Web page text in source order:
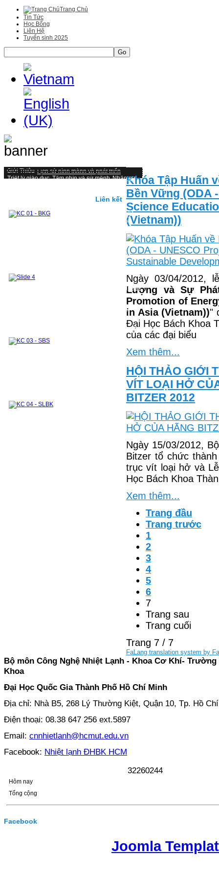
Trang Chủ
Tin Tức
Học Bổng
Liên Hệ
Tuyển sinh 2025
Go
Giới Thiệu Lịch sử hình thành và phát triển
Triết lý giáo duc, Tầm nhìn và sứ mệnh Nhân sự
Mục tiêu, chuẩn đầu ra và hình thức đánh giá
CHƯƠNG TRÌNH ĐÀO TẠO TỪ 2019 ĐẾN NAY
CHƯƠNG TRÌNH ĐÀO TẠO 2018 VỀ TRƯỚC
Công bố khoa học
Các khoá đào tạo cho doanh nghiệp
Mục tiêu của phòng thí nghiệm
Phòng thí nghiệm Nhiệt động và Truyền nhiệt
Hệ thống TB phục vụ nghiên cứu khoa học và hỗ
trợ doanh nghiệp
Hợp Tác Quốc Tế
Liên kết
Khóa Tập Huấn
Bền Vững (ODA
Science
(Vietnam))
Ngày 03/04/2012,
Lượng và Sự
Promotion of
in Asia (Vietnam))"
Đại Học Bách Khoa
của các đại biểu
Xem thêm...
HỘI THẢO GIỚI
VÍT LOẠI HỞ
BITZER 2012
Ngày 15/03/2012,
Bitzer tổ chức
trục vít loại hở và
Học Bách Khoa
Xem thêm...
Trang đầu
Trang trước
1
2
3
4
5
6
7
Trang sau
Trang cuối
Trang 7 / 7
FaLang translation system by
Bộ môn Công Nghệ Nhiệt Lạnh - Khoa Cơ Khí-
Khoa
Đại Học Quốc Gia Thành Phố Hồ Chí Minh
Địa chỉ: Nhà B5, 268 Lý Thường Kiệt, Quận 10, Tp. Hồ
Điện thoại: 08.38 647 256 ext.5897
Email: cnnhietlanh@hcmut.edu.vn
Facebook: Nhiệt lạnh ĐHBK HCM
32260244
Hôm nay
Tổng cộng
Facebook
Joomla